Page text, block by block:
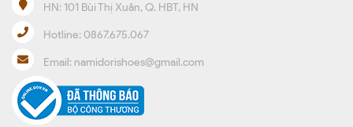
HN: 101 Bùi Thị Xuân, Q. HBT, HN
Hotline:0867.675.067
Email: namidorishoes@gmail.com